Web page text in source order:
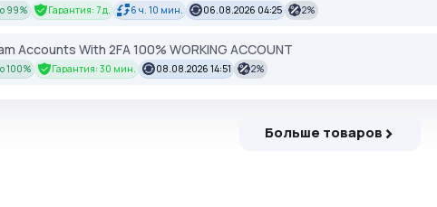
99% Гарантия: 7 д. 6 ч. 10 мин. 06.08.2026 04:25 2%
Accounts With 2FA 100% WORKING ACCOUNT
100% Гарантия: 30 мин. 08.08.2026 14:51 2%
Больше товаров